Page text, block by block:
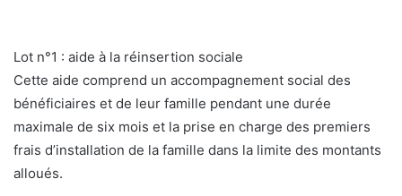
Lot n°1 : aide à la réinsertion sociale
Cette aide comprend un accompagnement social des
bénéficiaires et de leur famille pendant une durée
maximale de six mois et la prise en charge des premiers
frais d’installation de la famille dans la limite des montants
alloués.